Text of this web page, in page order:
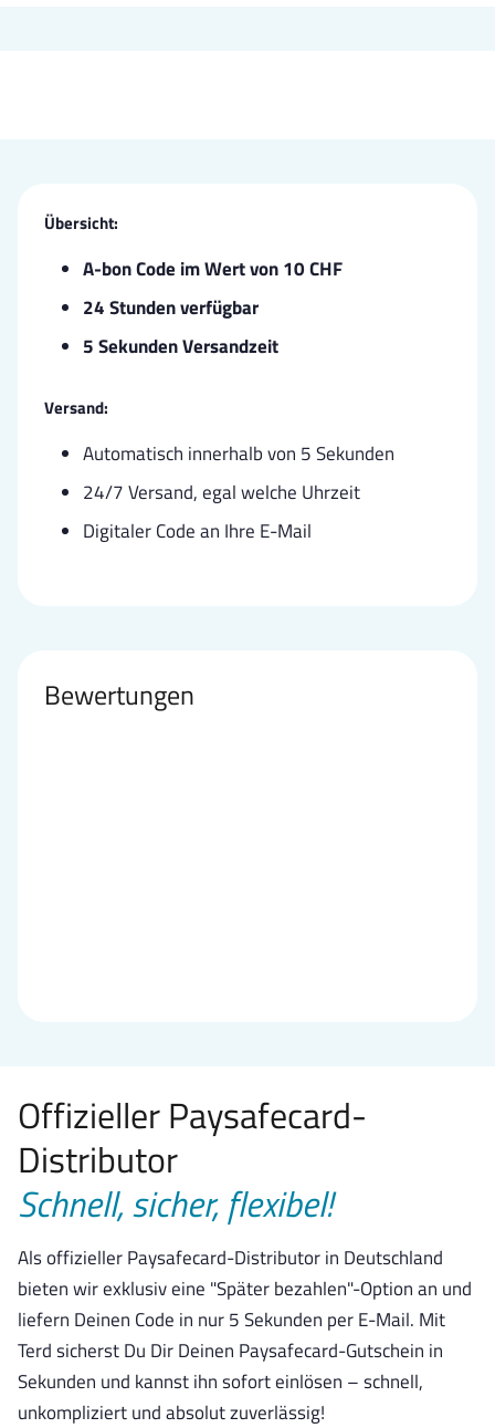
Übersicht:
A-bonCode im Wert von 10 CHF
24 Stunden verfügbar
5 Sekunden Versandzeit
Versand:
Automatisch innerhalb von 5 Sekunden
24/7 Versand, egal welche Uhrzeit
Digitaler Code an Ihre E-Mail
Bewertungen
Offizieller Paysafecard-
Distributor
Schnell, sicher, flexibel!
Als offizieller Paysafecard-Distributor in Deutschland
bieten wir exklusiv eine "Später bezahlen"-Option an und
liefern Deinen Code in nur 5 Sekunden per E-Mail. Mit
Terd sicherst Du Dir Deinen Paysafecard-Gutschein in
Sekunden und kannst ihn sofort einlösen – schnell,
unkompliziert und absolut zuverlässig!